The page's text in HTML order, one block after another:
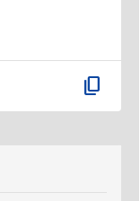
content_copy